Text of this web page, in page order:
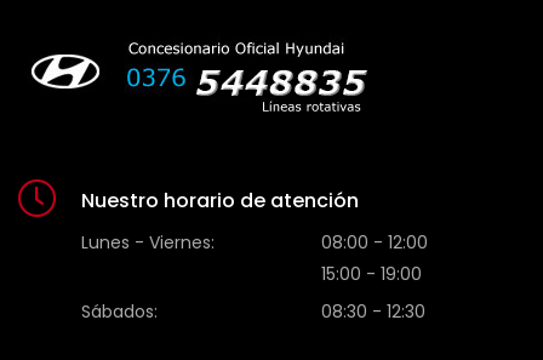
Nuestro horario de atención
Lunes - Viernes:
08:00 - 12:00
15:00 - 19:00
Sábados:
08:30 - 12:30